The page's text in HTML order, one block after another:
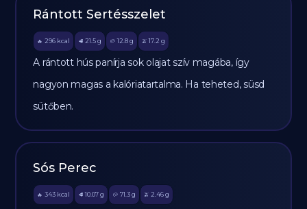
Rántott Sertésszelet
🔥 296 kcal 🥩 21.5 g 🥔 12.8g 🫒 17.2 g
A rántott hús panírja sok olajat szív magába, így
nagyon magas a kalóriatartalma. Ha teheted, süsd
sütőben.
Sós Perec
🔥 343 kcal 🥩 10.07 g 🥔 71.3g 🫒 2.46 g